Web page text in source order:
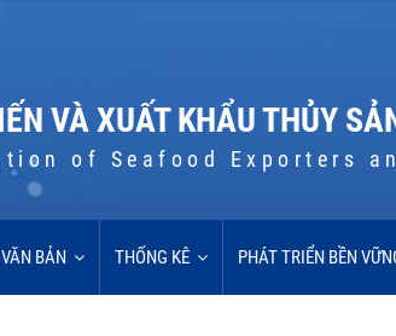
VÀ XUẤT KHẨU THỦY
of Seafood Exporters
BẢN THỐNG KÊ PHÁT TRIỂN BỀN